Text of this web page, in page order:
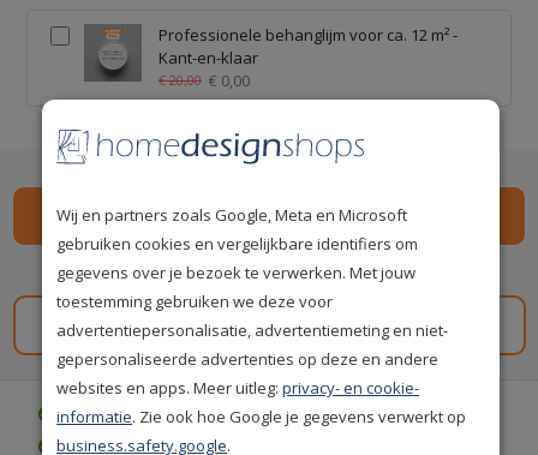
Professionele behanglijm voor ca. 12 m² -
Kant-en-klaar
€ 20,00 € 0,00
Spaar149premium punten i
Gratis staal aanvragen
Gratis bezorgd vanaf € 35,-
Gratis retourneren (30 dagen)
Wij en partners zoals Google, Meta en Microsoft
gebruiken cookies en vergelijkbare identifiers om
gegevens over je bezoek te verwerken. Met jouw
toestemming gebruiken we deze voor
advertentiepersonalisatie, advertentiemeting en niet-
gepersonaliseerde advertenties op deze en andere
websites en apps. Meer uitleg:privacy- en cookie-
informatie. Zie ook hoe Google je gegevens verwerkt op
business.safety.google.